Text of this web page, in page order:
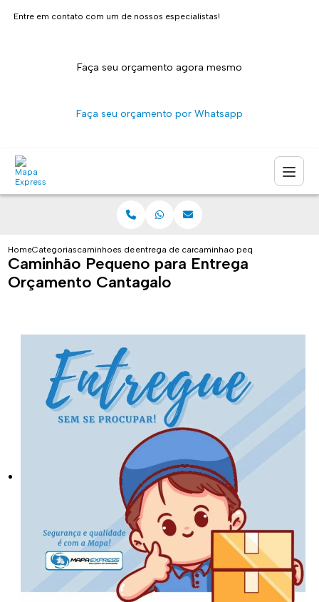
Entre em contato com um de nossos especialistas!
Faça seu orçamento agora mesmo
Faça seu orçamento por Whatsapp
HomeCategoriascaminhoes de entregaentrega de caminhao sao paulo
caminhao pequeno para
Caminhão Pequeno para Entrega
Orçamento Cantagalo